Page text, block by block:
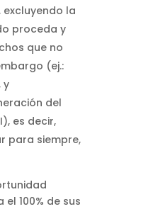
la
proceda y
que no
(ej.:
y
del
es decir,
para siempre,
100% de sus